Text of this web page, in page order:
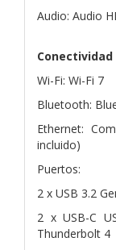
Audio: Audio
Conectividad
Wi-Fi: Wi-Fi 7
Bluetooth:
Ethernet:
incluido)
Puertos:
2 x USB 3.2
2 x USB-C
Thunderbolt 4